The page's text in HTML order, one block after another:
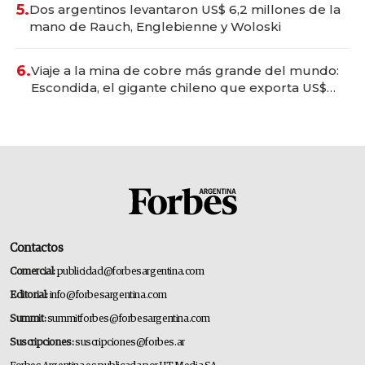
5.Dos argentinos levantaron US$ 6,2 millones de la
mano de Rauch, Englebienne y Woloski
6.Viaje a la mina de cobre más grande del mundo:
Escondida, el gigante chileno que exporta US$
Contactos
Comercial:publicidad@forbesargentina.com
Editorial:info@forbesargentina.com
Summit:summitforbes@forbesargentina.com
Suscripciones:suscripciones@forbes.ar